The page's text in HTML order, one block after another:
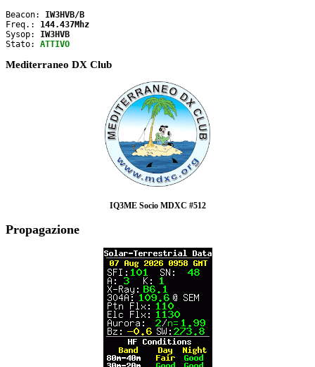
Beacon: IW3HVB/B
Freq.: 144.437Mhz
Sysop: IW3HVB
Stato: ATTIVO
Mediterraneo DX Club
IQ3ME Socio MDXC #512
Propagazione